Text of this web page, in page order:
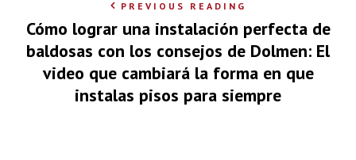
PREVIOUS READING
Cómo lograr una instalación perfecta de
baldosas con los consejos de Dolmen: El
video que cambiará la forma en que
instalas pisos para siempre